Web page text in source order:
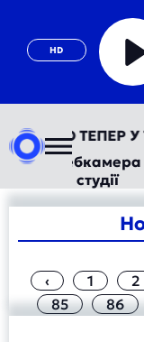
HD
Play
ТЕПЕР У
Вебкамера
студії
‹ 1 2
85
86